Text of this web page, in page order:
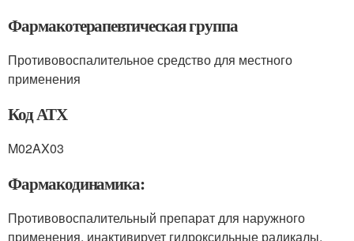
Фармакотерапевтическая группа
Противовоспалительное средство для местного
применения
Код АТХ
M02AX03
Фармакодинамика:
Противовоспалительный препарат для наружного
применения. инактивирует гидроксильные радикалы,